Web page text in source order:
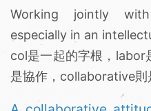
Working jointly
especially in an
col是一起的字根，
是協作，collaborative則